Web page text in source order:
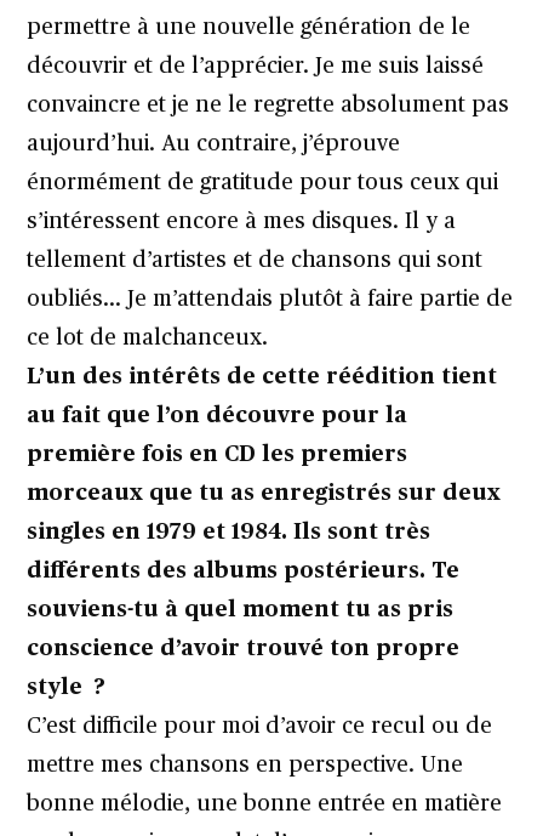
permettre à une nouvelle génération de le
découvrir et de l’apprécier. Je me suis laissé
convaincre et je ne le regrette absolument pas
aujourd’hui. Au contraire, j’éprouve
énormément de gratitude pour tous ceux qui
s’intéressent encore à mes disques. Il y a
tellement d’artistes et de chansons qui sont
oubliés… Je m’attendais plutôt à faire partie de
ce lot de malchanceux.
L’un des intérêts de cette réédition tient
au fait que l’on découvre pour la
première fois en CD les premiers
morceaux que tu as enregistrés sur deux
singles en 1979 et 1984. Ils sont très
différents des albums postérieurs. Te
souviens-tu à quel moment tu as pris
conscience d’avoir trouvé ton propre
style ?
C’est difficile pour moi d’avoir ce recul ou de
mettre mes chansons en perspective. Une
bonne mélodie, une bonne entrée en matière